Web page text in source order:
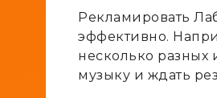
Рекламировать
эффективно.
несколько разных
музыку и ждать